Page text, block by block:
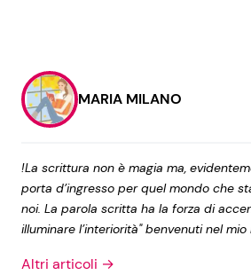
MARIA MILANO
!La scrittura non è magia ma,
porta d’ingresso per quel mondo che
noi. La parola scritta ha la forza di
illuminare l’interiorità" benvenuti nel
Altri articoli →